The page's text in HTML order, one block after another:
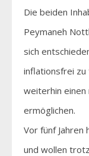
Die beiden
Peymaneh
sich
inflationsfrei zu
weiterhin einen
ermöglichen.
Vor fünf
und wollen